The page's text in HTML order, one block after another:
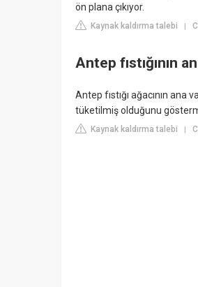
ön plana çıkıyor.
Kaynak kaldırma talebi |
Antep fıstığının
Antep fıstığı ağacının ana
tüketilmiş olduğunu
Kaynak kaldırma talebi |